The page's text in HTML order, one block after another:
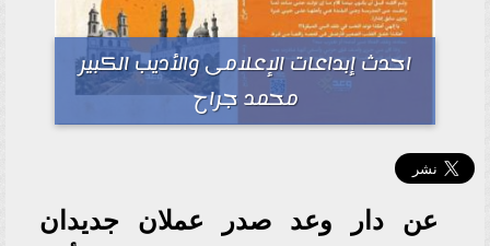
احدث إبداعات الإعلامى والأديب الكبير
محمد جراح
عن دار وعد صدر عملان جديدان